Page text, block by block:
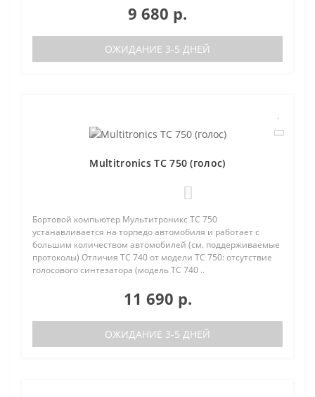
9 680 р.
ОЖИДАНИЕ 3-5 ДНЕЙ
Multitronics TC 750 (голос)
Бортовой компьютер Мультитроникс TC 750
устанавливается на торпедо автомобиля и работает с
большим количеством автомобилей (см. поддерживаемые
протоколы) Отличия TC 740 от модели TC 750: отсутствие
голосового синтезатора (модель TC 740 ..
11 690 р.
ОЖИДАНИЕ 3-5 ДНЕЙ